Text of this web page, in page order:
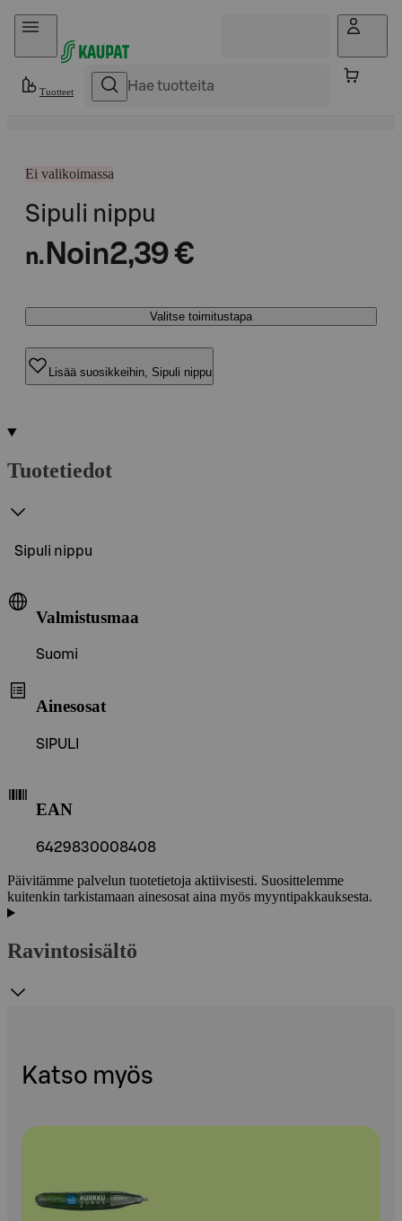
Hyppää sisältöön
Tuotteet
Ei valikoimassa
Sipuli nippu
n. Noin2,39 €
Valitse toimitustapa
Lisää suosikkeihin, Sipuli nippu
Tuotetiedot
Sipuli nippu
Valmistusmaa
Suomi
Ainesosat
SIPULI
EAN
6429830008408
Päivitämme palvelun tuotetietoja aktiivisesti. Suosittelemme
kuitenkin tarkistamaan ainesosat aina myös myyntipakkauksesta.
Ravintosisältö
Katso myös